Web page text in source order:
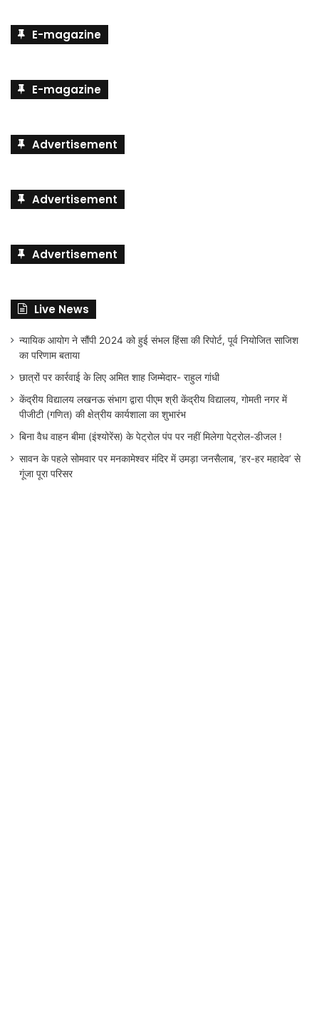
E-magazine
E-magazine
Advertisement
Advertisement
Advertisement
Live News
न्यायिक आयोग ने सौंपी 2024 को हुई संभल हिंसा की रिपोर्ट, पूर्व नियोजित साजिश
का परिणाम बताया
छात्रों पर कार्रवाई के लिए अमित शाह जिम्मेदार- राहुल गांधी
केंद्रीय विद्यालय लखनऊ संभाग द्वारा पीएम श्री केंद्रीय विद्यालय, गोमती नगर में
पीजीटी (गणित) की क्षेत्रीय कार्यशाला का शुभारंभ
बिना वैध वाहन बीमा (इंश्योरेंस) के पेट्रोल पंप पर नहीं मिलेगा पेट्रोल-डीजल !
सावन के पहले सोमवार पर मनकामेश्वर मंदिर में उमड़ा जनसैलाब, ‘हर-हर महादेव’ से
गूंजा पूरा परिसर